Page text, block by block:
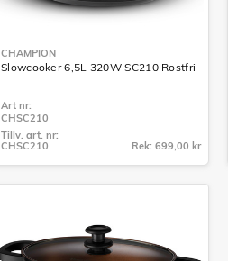
CHAMPION
Slowcooker 6,5L 320W SC210 Rostfri
Art nr:
CHSC210
CHSC210
Tillv. art. nr:
CHSC210
Rek: 699,00 kr